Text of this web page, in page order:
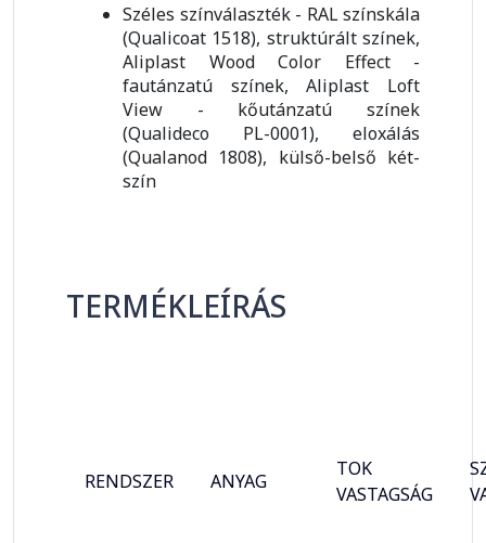
Széles színválaszték - RAL színskála
(Qualicoat 1518), struktúrált színek,
Aliplast Wood Color Effect -
fautánzatú színek, Aliplast Loft
View - kőutánzatú színek
(Qualideco PL-0001), eloxálás
(Qualanod 1808), külső-belső két-
szín
TERMÉKLEÍRÁS
RENDSZER ANYAG
TOK
VASTAGSÁG